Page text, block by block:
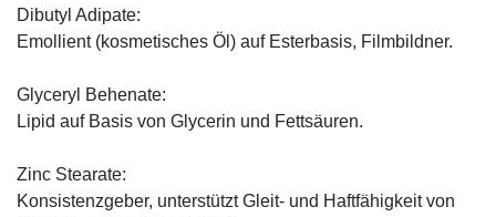
Dibutyl Adipate:
Emollient (kosmetisches Öl) auf Esterbasis, Filmbildner.
Glyceryl Behenate:
Lipid auf Basis von Glycerin und Fettsäuren.
Zinc Stearate:
Konsistenzgeber, unterstützt Gleit- und Haftfähigkeit von